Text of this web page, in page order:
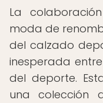
La
moda de
del calzado
inesperada
del deporte.
una colección